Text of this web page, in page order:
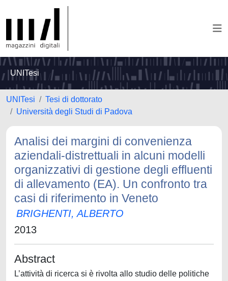
UNITesi
UNITesi
Tesi di dottorato
Università degli Studi di Padova
Analisi dei margini di convenienza
aziendali-distrettuali in alcuni modelli
organizzativi di gestione degli effluenti
di allevamento (EA). Un confronto tra
casi di riferimento in Veneto
BRIGHENTI, ALBERTO
2013
Abstract
L’attività di ricerca si è rivolta allo studio delle politiche